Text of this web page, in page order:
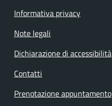
Informativa privacy
Note legali
Dichiarazione di accessibilità
Contatti
Prenotazione appuntamento